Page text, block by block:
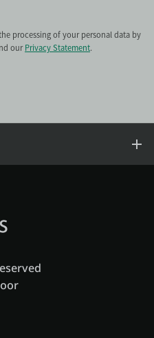
processing of your personal data by
ourPrivacy Statement.